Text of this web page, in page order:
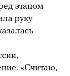
этапом
руку
«Считаю,